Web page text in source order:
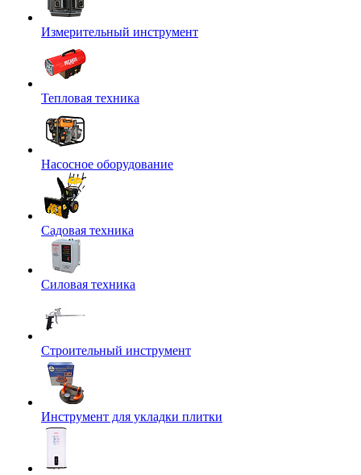
Измерительный инструмент
Тепловая техника
Насосное оборудование
Садовая техника
Силовая техника
Строительный инструмент
Инструмент для укладки плитки